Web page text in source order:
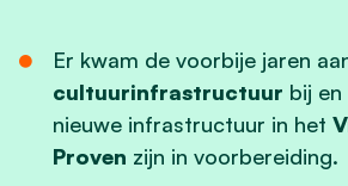
Er kwam de voorbije jaren
cultuurinfrastructuur bij
nieuwe infrastructuur in het
Proven zijn in voorbereiding.